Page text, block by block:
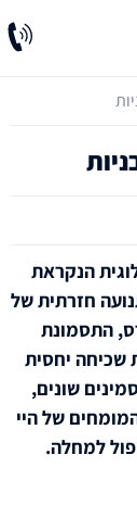
הנקראת
חזרתית של
התסמונת
שכיחה יחסית
שונים,
של היי
למחלה.